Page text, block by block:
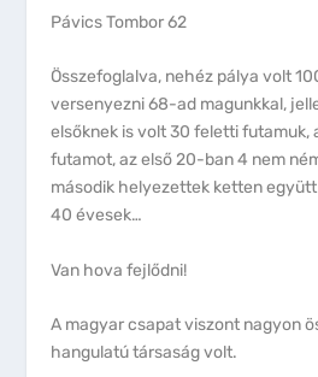
Pávics Tombor 62
Összefoglalva, nehéz pálya volt
versenyezni 68-ad magunkkal,
elsőknek is volt 30 feletti futamuk,
futamot, az első 20-ban 4 nem
második helyezettek ketten
40 évesek…
Van hova fejlődni!
A magyar csapat viszont nagyon
hangulatú társaság volt.